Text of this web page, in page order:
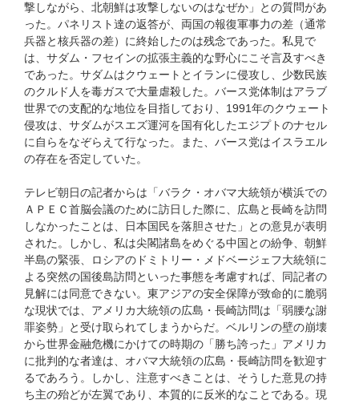
撃しながら、北朝鮮は攻撃しないのはなぜか」との質問があ
った。パネリスト達の返答が、両国の報復軍事力の差（通常
兵器と核兵器の差）に終始したのは残念であった。私見で
は、サダム・フセインの拡張主義的な野心にこそ言及すべき
であった。サダムはクウェートとイランに侵攻し、少数民族
のクルド人を毒ガスで大量虐殺した。バース党体制はアラブ
世界での支配的な地位を目指しており、1991年のクウェート
侵攻は、サダムがスエズ運河を国有化したエジプトのナセル
に自らをなぞらえて行なった。また、バース党はイスラエル
の存在を否定していた。
テレビ朝日の記者からは「バラク・オバマ大統領が横浜での
ＡＰＥＣ首脳会議のために訪日した際に、広島と長崎を訪問
しなかったことは、日本国民を落胆させた」との意見が表明
された。しかし、私は尖閣諸島をめぐる中国との紛争、朝鮮
半島の緊張、ロシアのドミトリー・メドベージェフ大統領に
よる突然の国後島訪問といった事態を考慮すれば、同記者の
見解には同意できない。東アジアの安全保障が致命的に脆弱
な現状では、アメリカ大統領の広島・長崎訪問は「弱腰な謝
罪姿勢」と受け取られてしまうからだ。ベルリンの壁の崩壊
から世界金融危機にかけての時期の「勝ち誇った」アメリカ
に批判的な者達は、オバマ大統領の広島・長崎訪問を歓迎す
るであろう。しかし、注意すべきことは、そうした意見の持
ち主の殆どが左翼であり、本質的に反米的なことである。現